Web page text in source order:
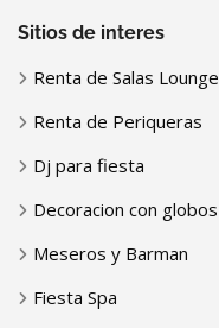
Sitios de interes
Renta de Salas Lounge
Renta de Periqueras
Dj para fiesta
Decoracion con globos
Meseros y Barman
Fiesta Spa